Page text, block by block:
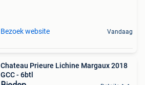
Bezoek website Vandaag
Chateau Prieure Lichine Margaux 2018
GCC - 6btl